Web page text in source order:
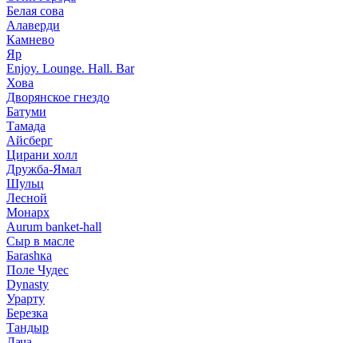
Белая сова
Алаверди
Камнево
Яр
Enjoy. Lounge. Hall. Bar
Хова
Дворянское гнездо
Батуми
Тамада
Айсберг
Цирани холл
Дружба-Ямал
Шульц
Лесной
Монарх
Aurum banket-hall
Сыр в масле
Баrаshка
Поле Чудес
Dynasty
Урарту
Березка
Тандыр